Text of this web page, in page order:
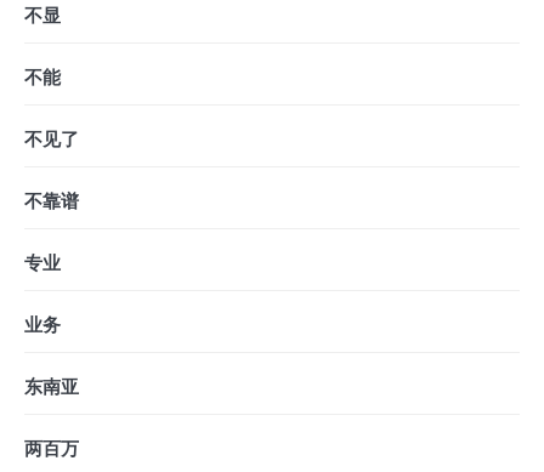
不显
不能
不见了
不靠谱
专业
业务
东南亚
两百万